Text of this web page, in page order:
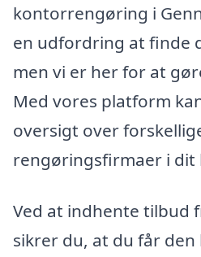
kontorrengøring i
en udfordring at finde
men vi er her for at
Med vores platform
oversigt over
rengøringsfirmaer i dit
Ved at indhente tilbud
sikrer du, at du får